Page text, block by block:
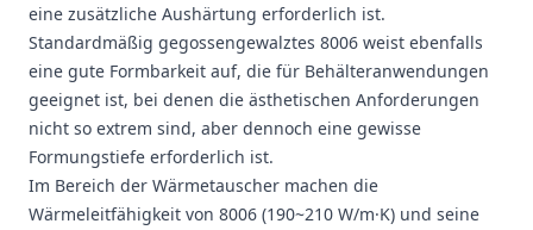
eine zusätzliche Aushärtung erforderlich ist.
Standardmäßig gegossengewalztes 8006 weist ebenfalls
eine gute Formbarkeit auf, die für Behälteranwendungen
geeignet ist, bei denen die ästhetischen Anforderungen
nicht so extrem sind, aber dennoch eine gewisse
Formungstiefe erforderlich ist.
Im Bereich der Wärmetauscher machen die
Wärmeleitfähigkeit von 8006 (190~210 W/m·K) und seine